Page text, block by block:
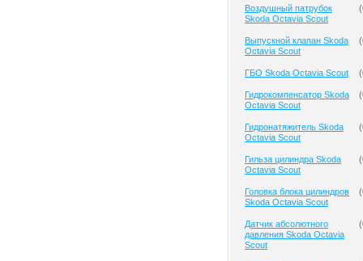
Воздушный патрубок
Skoda Octavia Scout
(
Выпускной клапан Skoda
Octavia Scout
(
ГБО Skoda Octavia Scout (
Гидрокомпенсатор Skoda
Octavia Scout
(
Гидронатяжитель Skoda
Octavia Scout
(
Гильза цилиндра Skoda
Octavia Scout
(
Головка блока цилиндров
Skoda Octavia Scout
(
Датчик абсолютного
давления Skoda Octavia
Scout
(